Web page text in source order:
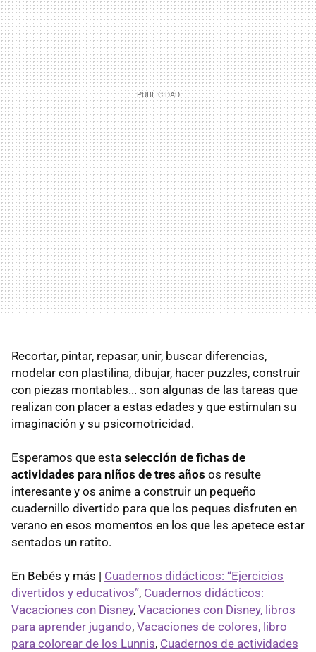
Recortar, pintar, repasar, unir, buscar diferencias,
modelar con plastilina, dibujar, hacer puzzles, construir
con piezas montables... son algunas de las tareas que
realizan con placer a estas edades y que estimulan su
imaginación y su psicomotricidad.
Esperamos que esta selección de fichas de
actividades para niños de tres años os resulte
interesante y os anime a construir un pequeño
cuadernillo divertido para que los peques disfruten en
verano en esos momentos en los que les apetece estar
sentados un ratito.
En Bebés y más | Cuadernos didácticos: “Ejercicios
divertidos y educativos”, Cuadernos didácticos:
Vacaciones con Disney, Vacaciones con Disney, libros
para aprender jugando, Vacaciones de colores, libro
para colorear de los Lunnis, Cuadernos de actividades